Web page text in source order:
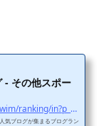
- その他スポー
https://sports.blogmura.com/swim/ranking/in?p_cid=11114970
気ブログが集まるブログラン